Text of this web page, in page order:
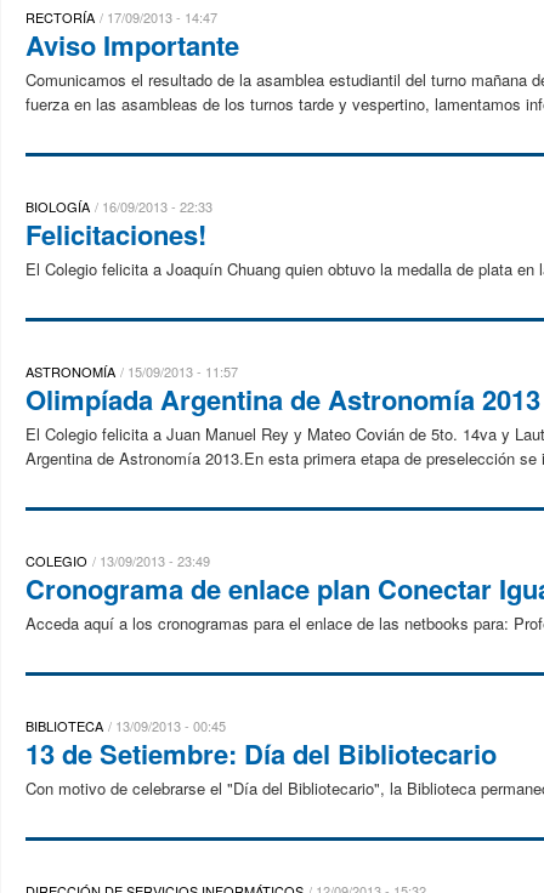
RECTORÍA 17/09/2013 - 14:47
Aviso Importante
Comunicamos el resultado de la asamblea estudiantil del turno
fuerza en las asambleas de los turnos tarde y vespertino, lamentamos
BIOLOGÍA 16/09/2013 - 22:33
Felicitaciones!
El Colegio felicita a Joaquín Chuang quien obtuvo la medalla de plata
ASTRONOMÍA 15/09/2013 - 11:57
Olimpíada Argentina de Astronomía 2013
El Colegio felicita a Juan Manuel Rey y Mateo Covián de 5to. 14va y
Argentina de Astronomía 2013.En esta primera etapa de preselección
COLEGIO 13/09/2013 - 23:49
Cronograma de enlace plan Conectar
Acceda aquí a los cronogramas para el enlace de las netbooks para:
BIBLIOTECA 13/09/2013 - 00:45
13 de Setiembre: Día del Bibliotecario
Con motivo de celebrarse el "Día del Bibliotecario", la Biblioteca